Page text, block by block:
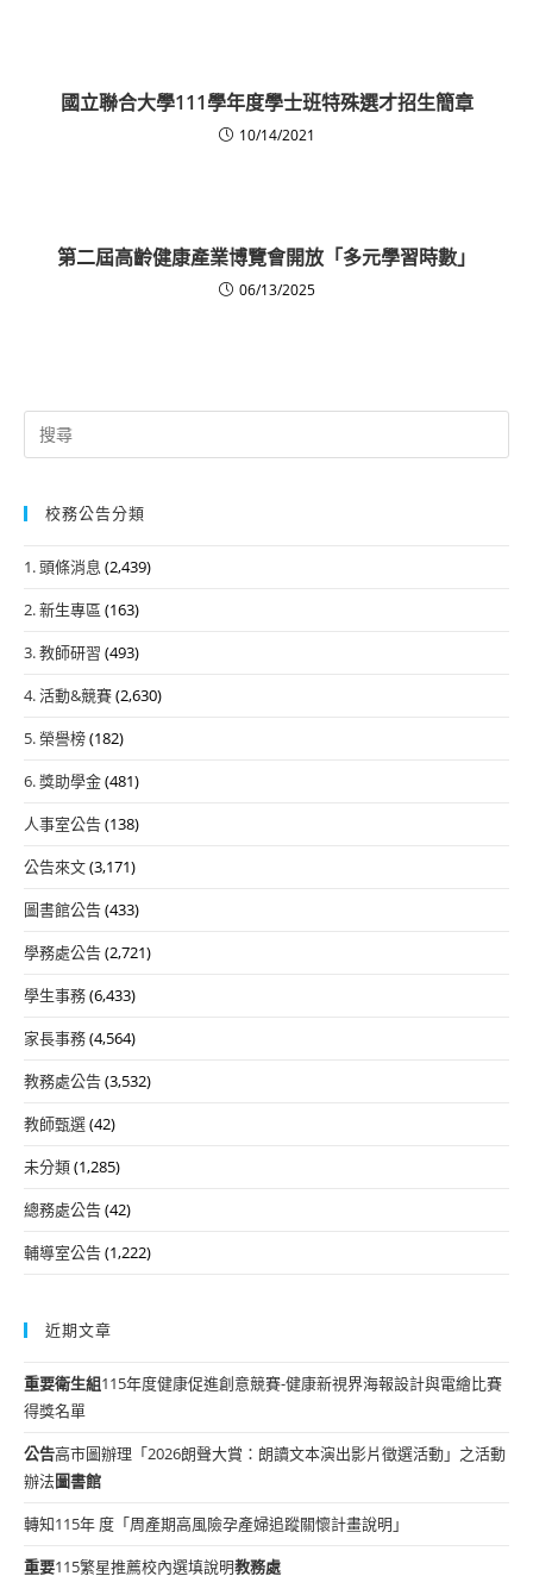
國立聯合大學111學年度學士班特殊選才招生簡章
10/14/2021
第二屆高齡健康產業博覽會開放「多元學習時數」
06/13/2025
Search
for:
校務公告分類
1. 頭條消息 (2,439)
2. 新生專區 (163)
3. 教師研習 (493)
4. 活動&競賽(2,630)
5. 榮譽榜(182)
6. 獎助學金(481)
人事室公告(138)
公告來文(3,171)
圖書館公告(433)
學務處公告(2,721)
學生事務(6,433)
家長事務(4,564)
教務處公告(3,532)
教師甄選(42)
未分類(1,285)
總務處公告(42)
輔導室公告(1,222)
近期文章
重要衛生組115年度健康促進創意競賽-健康新視界海報設計與電繪比賽
得獎名單
公告高市圖辦理「2026朗聲大賞：朗讀文本演出影片徵選活動」之活動
辦法圖書館
轉知115年 度「周產期高風險孕產婦追蹤關懷計畫說明」
重要115繁星推薦校內選填說明教務處